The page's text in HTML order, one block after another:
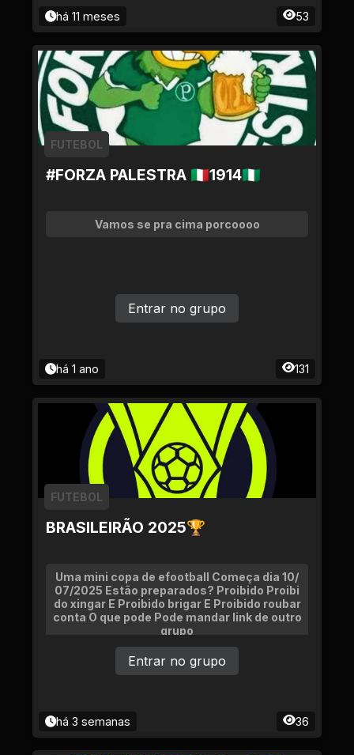
há 11 meses 53
#FORZA PALESTRA 🇮🇹1914🇳🇬
FUTEBOL
Vamos se pra cima porcoooo
há 1 ano 131
Entrar no grupo
BRASILEIRÃO 2025🏆
FUTEBOL
Uma mini copa de efootball Começa dia 10/
07/2025 Estão preparados? Proibido Proibi
do xingar E Proibido brigar E Proibido roubar
conta O que pode Pode mandar link de outro
grupo
há 3 semanas 36
Entrar no grupo